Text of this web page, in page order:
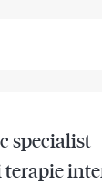
specialist
terapie